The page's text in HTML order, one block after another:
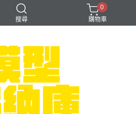
搜尋
可以色色
崩壞：星穹鐵道
0
購物車